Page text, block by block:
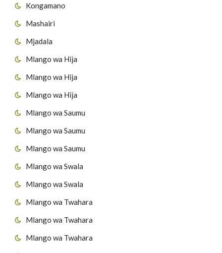
Kongamano
Mashairi
Mjadala
Mlango wa Hija
Mlango wa Hija
Mlango wa Hija
Mlango wa Saumu
Mlango wa Saumu
Mlango wa Saumu
Mlango wa Swala
Mlango wa Swala
Mlango wa Twahara
Mlango wa Twahara
Mlango wa Twahara